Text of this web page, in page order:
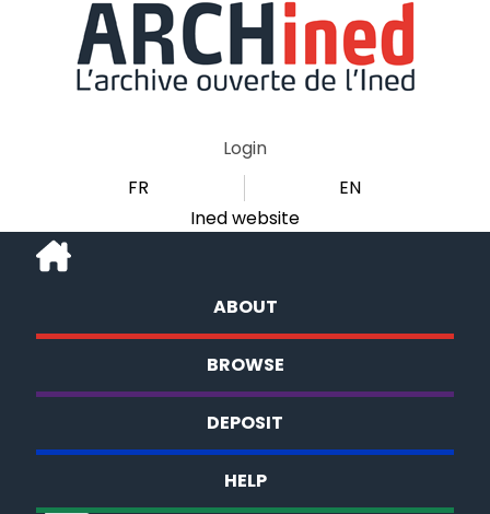
Login
FR
EN
Ined website
ABOUT
BROWSE
DEPOSIT
HELP